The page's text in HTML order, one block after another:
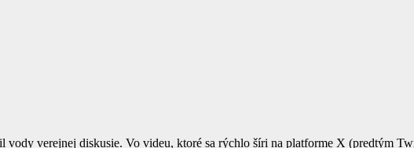
vody verejnej diskusie. Vo videu, ktoré sa rýchlo šíri na platforme X (predtým